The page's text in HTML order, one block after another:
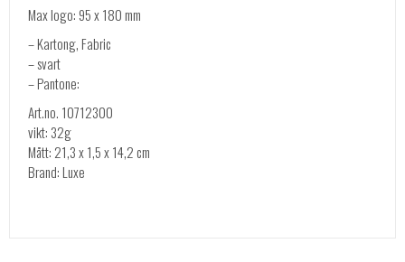
Max logo: 95 x 180 mm
– Kartong, Fabric
– svart
– Pantone:
Art.no. 10712300
vikt: 32g
Mått: 21,3 x 1,5 x 14,2 cm
Brand: Luxe